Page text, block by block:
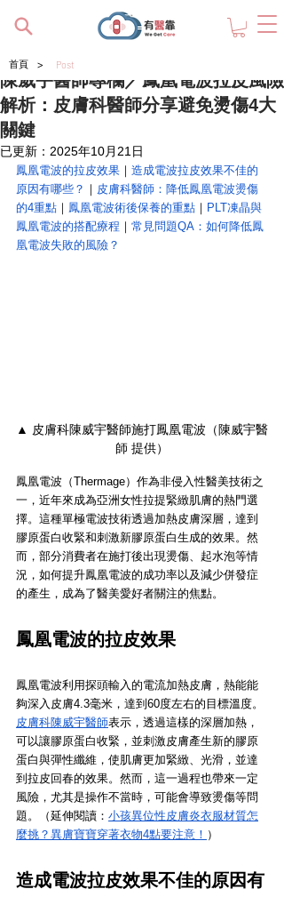
陳威宇醫師專欄／鳳凰電波拉皮風險
解析：皮膚科醫師分享避免燙傷4大
關鍵
已更新： 2025年10月21日
鳳凰電波的拉皮效果 ｜ 造成電波拉皮效果不佳的
原因有哪些？ ｜ 皮膚科醫師：降低鳳凰電波燙傷
的4重點 ｜ 鳳凰電波術後保養的重點 ｜ PLT凍晶與
鳳凰電波的搭配療程 ｜ 常見問題QA：如何降低鳳
凰電波失敗的風險？
▲ 皮膚科陳威宇醫師施打鳳凰電波（陳威宇醫
師 提供）
鳳凰電波（Thermage）作為非侵入性醫美技術之
一，近年來成為亞洲女性拉提緊緻肌膚的熱門選
擇。這種單極電波技術透過加熱皮膚深層，達到
膠原蛋白收緊和刺激新膠原蛋白生成的效果。然
而，部分消費者在施打後出現燙傷、起水泡等情
況，如何提升鳳凰電波的成功率以及減少併發症
的產生，成為了醫美愛好者關注的焦點。
鳳凰電波的拉皮效果
鳳凰電波利用探頭輸入的電流加熱皮膚，熱能能
夠深入皮膚4.3毫米，達到60度左右的目標溫度。
皮膚科陳威宇醫師表示，透過這樣的深層加熱，
可以讓膠原蛋白收緊，並刺激皮膚產生新的膠原
蛋白與彈性纖維，使肌膚更加緊緻、光滑，並達
到拉皮回春的效果。然而，這一過程也帶來一定
風險，尤其是操作不當時，可能會導致燙傷等問
題。（延伸閱讀： 小孩異位性皮膚炎衣服材質怎
麼挑？異膚寶寶穿著衣物4點要注意！ ）
造成電波拉皮效果不佳的原因有
首頁 > Post